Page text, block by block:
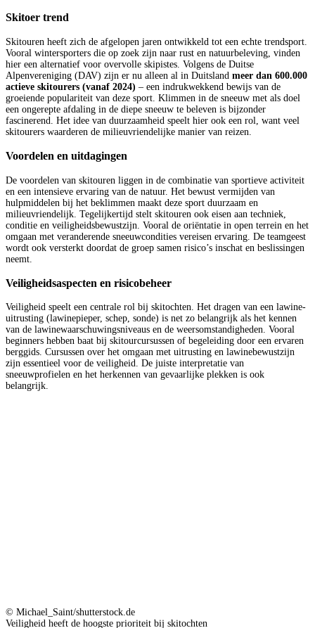
Skitoer trend
Skitouren heeft zich de afgelopen jaren ontwikkeld tot een echte trendsport.
Vooral wintersporters die op zoek zijn naar rust en natuurbeleving, vinden
hier een alternatief voor overvolle skipistes. Volgens de Duitse
Alpenvereniging (DAV) zijn er nu alleen al in Duitsland meer dan 600.000
actieve skitourers (vanaf 2024) – een indrukwekkend bewijs van de
groeiende populariteit van deze sport. Klimmen in de sneeuw met als doel
een ongerepte afdaling in de diepe sneeuw te beleven is bijzonder
fascinerend. Het idee van duurzaamheid speelt hier ook een rol, want veel
skitourers waarderen de milieuvriendelijke manier van reizen.
Voordelen en uitdagingen
De voordelen van skitouren liggen in de combinatie van sportieve activiteit
en een intensieve ervaring van de natuur. Het bewust vermijden van
hulpmiddelen bij het beklimmen maakt deze sport duurzaam en
milieuvriendelijk. Tegelijkertijd stelt skitouren ook eisen aan techniek,
conditie en veiligheidsbewustzijn. Vooral de oriëntatie in open terrein en het
omgaan met veranderende sneeuwcondities vereisen ervaring. De teamgeest
wordt ook versterkt doordat de groep samen risico’s inschat en beslissingen
neemt.
Veiligheidsaspecten en risicobeheer
Veiligheid speelt een centrale rol bij skitochten. Het dragen van een lawine-
uitrusting (lawinepieper, schep, sonde) is net zo belangrijk als het kennen
van de lawinewaarschuwingsniveaus en de weersomstandigheden. Vooral
beginners hebben baat bij skitourcursussen of begeleiding door een ervaren
berggids. Cursussen over het omgaan met uitrusting en lawinebewustzijn
zijn essentieel voor de veiligheid. De juiste interpretatie van
sneeuwprofielen en het herkennen van gevaarlijke plekken is ook
belangrijk.
© Michael_Saint/shutterstock.de
Veiligheid heeft de hoogste prioriteit bij skitochten